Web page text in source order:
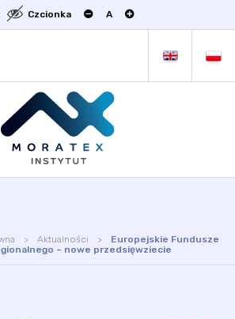
Czcionka A
Aktualności
Europejskie Fundusze
– nowe przedsięwziecie